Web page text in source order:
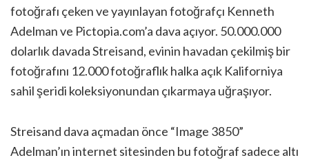
fotoğrafı çeken ve yayınlayan fotoğrafçı Kenneth
Adelman ve Pictopia.com’a dava açıyor. 50.000.000
dolarlık davada Streisand, evinin havadan çekilmiş bir
fotoğrafını 12.000 fotoğraflık halka açık Kaliforniya
sahil şeridi koleksiyonundan çıkarmaya uğraşıyor.
Streisand dava açmadan önce “Image 3850”
Adelman’ın internet sitesinden bu fotoğraf sadece altı